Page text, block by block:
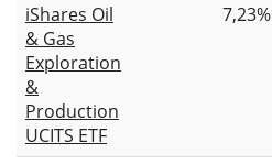
iShares Oil
& Gas
Exploration
&
Production
UCITS ETF
7,23%